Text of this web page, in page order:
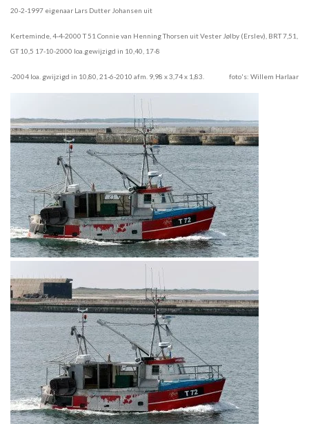
20-2-1997 eigenaar Lars Dutter Johansen uit
Kerteminde, 4-4-2000 T 51 Connie van Henning Thorsen uit Vester Jølby (Erslev), BRT 7,51,
GT 10,5 17-10-2000 loa.gewijzigd in 10,40, 17-8
-2004 loa. gwijzigd in 10,80, 21-6-2010 afm. 9,98 x 3,74 x 1,83. foto's: Willem Harlaar